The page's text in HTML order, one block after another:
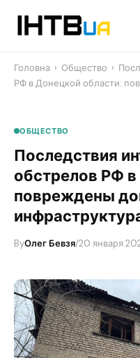
Головна › Общество ›
РФ в Донецкой области:
ОБЩЕСТВО
Последствия
обстрелов РФ
повреждены
ByОлег Бевзя/20 января